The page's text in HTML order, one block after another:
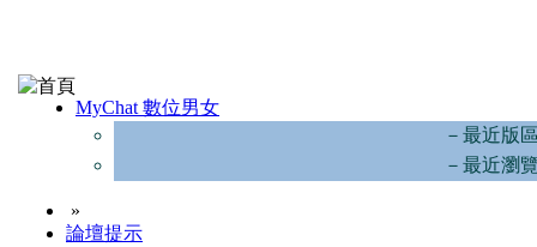
MyChat 數位男女
－最近版
－最近瀏
»
論壇提示